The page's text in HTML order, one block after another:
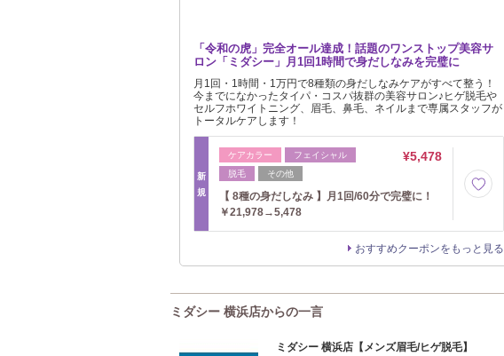
「令和の虎」完全オール達成！話題のワンストップ美容サ
ロン「ミダシー」月1回1時間で身だしなみを完璧に
月1回・1時間・1万円で8種類の身だしなみケアがすべて整う！
今までになかったタイパ・コスパ抜群の美容サロン♪ヒゲ脱毛や
セルフホワイトニング、眉毛、鼻毛、ネイルまで専属スタッフが
トータルケアします！
新
規
ケアカラー
フェイシャル
脱毛
その他
¥5,478
【 8種の身だしなみ 】月1回/60分で完璧に！
￥21,978→5,478
おすすめクーポンをもっと見る
ミダシー 横浜店からの一言
ミダシー 横浜店【メンズ眉毛/ヒゲ脱毛】